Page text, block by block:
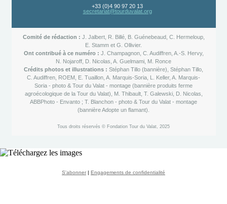
+33 (0)4 90 97 20 13
secretariat@tourduvalat.org
Comité de rédaction : J. Jalbert, R. Billé, B. Guénebeaud, C. Hermeloup,
E. Stamm et G. Ollivier.
Ont contribué à ce numéro : J. Champagnon, C. Audiffren, A.-S. Hervy,
N. Nojaroff, D. Nicolas, A. Guelmami, M. Ronce
Crédits photos et illustrations : Stéphan Tillo (bannière), Stéphan Tillo,
C. Audiffren, ROEM, E. Tuaillon, A. Marquis-Soria, L. Keller, A. Marquis-
Soria - photo & Tour du Valat - montage (bannière produits ferme
agroécologique de la Tour du Valat), M. Thibault, T. Galewski, D. Nicolas,
ABBPhoto - Envanto ; T. Blanchon - photo & Tour du Valat - montage
(bannière Adopte un flamant).
Tous droits réservés © Fondation Tour du Valat, 2025
S'abonner | Engagements de confidentialité